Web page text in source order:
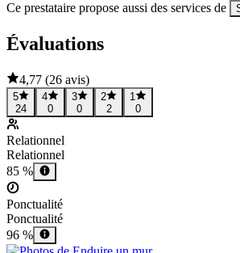
Ce prestataire propose aussi des services de
Évaluations
4,77 (26 avis)
5
24
4
0
3
0
2
2
1
0
Relationnel
Relationnel
85 %
Ponctualité
Ponctualité
96 %